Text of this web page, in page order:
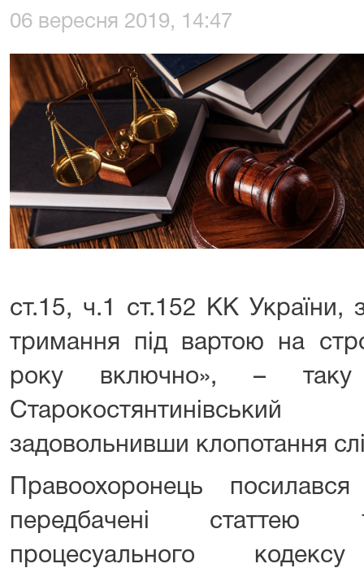
06 вересня 2019, 14:47
ст.15, ч.1 ст.152 КК України,
тримання під вартою на
року включно», – таку
задовольнивши клопотання
Правоохоронець
передбачені статтею
процесуального